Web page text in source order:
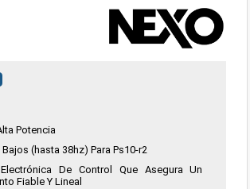
Potencia
(hasta 38hz) Para Ps10-r2
De Control Que Asegura Un
Fiable Y Lineal